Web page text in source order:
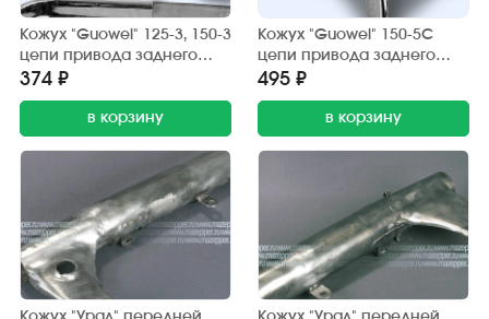
Кожух "Guowei" 125-3, 150-3
цепи привода заднего
колеса (защитный) хром.
374 ₽
в корзину
Кожух "Guowei" 150-5С
цепи привода заднего
колеса (защитный) хром.
495 ₽
в корзину